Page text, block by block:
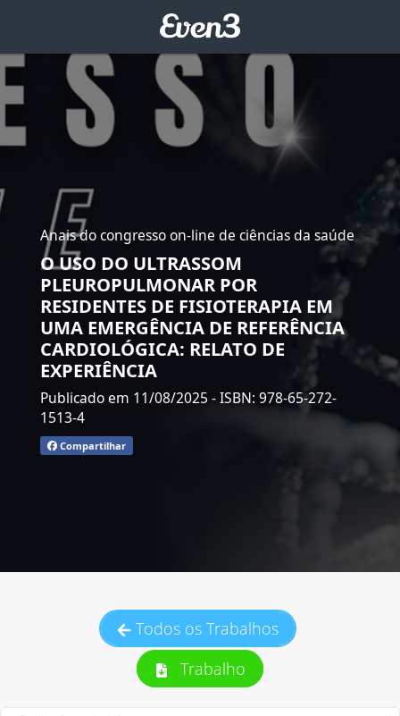
Anais do congresso on-line de ciências da saúde
O USO DO ULTRASSOM
PLEUROPULMONAR POR
RESIDENTES DE FISIOTERAPIA EM
UMA EMERGÊNCIA DE REFERÊNCIA
CARDIOLÓGICA: RELATO DE
EXPERIÊNCIA
Publicado em 11/08/2025 - ISBN: 978-65-272-
1513-4
Compartilhar
Todos os Trabalhos
Trabalho